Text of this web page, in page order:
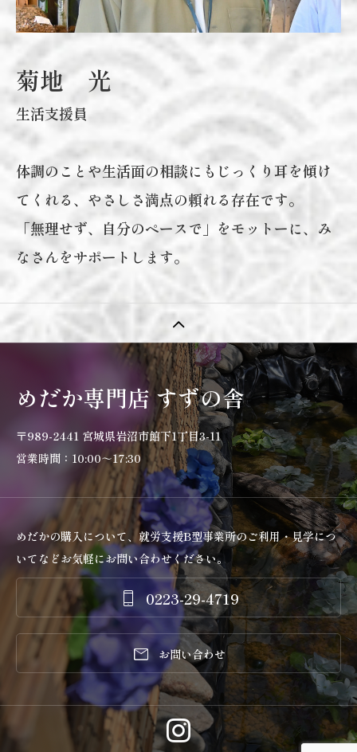
菊地 光
生活支援員
体調のことや生活面の相談にもじっくり耳を傾け
てくれる、やさしさ満点の頼れる存在です。
「無理せず、自分のペースで」をモットーに、み
なさんをサポートします。
めだか専門店 すずの舎
〒989-2441 宮城県岩沼市館下1丁目3-11
営業時間：10:00～17:30
めだかの購入について、就労支援B型事業所のご利用・見学につ
いてなどお気軽にお問い合わせください。
 0223-29-4719
 お問い合わせ